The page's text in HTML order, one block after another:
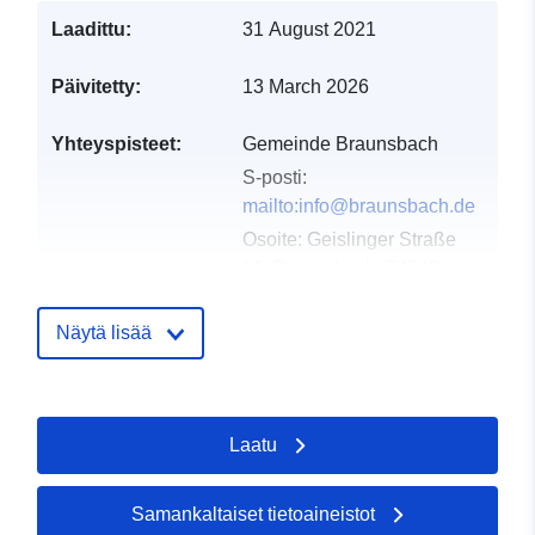
Laadittu: 31 August 2021
Päivitetty: 13 March 2026
Yhteyspisteet:
Gemeinde Braunsbach
S-posti:
mailto:info@braunsbach.de
Osoite: Geislinger Straße
Luetteloluetteloa
Lisätty dataan.europa.eu: 21
February 2026
Päivitetty data.europa.eu: 26
April 2026
Näytä lisää
Laatu
Samankaltaiset tietoaineistot